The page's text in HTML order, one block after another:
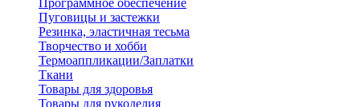
Программное обеспечение
Пуговицы и застежки
Резинка, эластичная тесьма
Творчество и хобби
Термоаппликации/Заплатки
Ткани
Товары для здоровья
Товары для рукоделия